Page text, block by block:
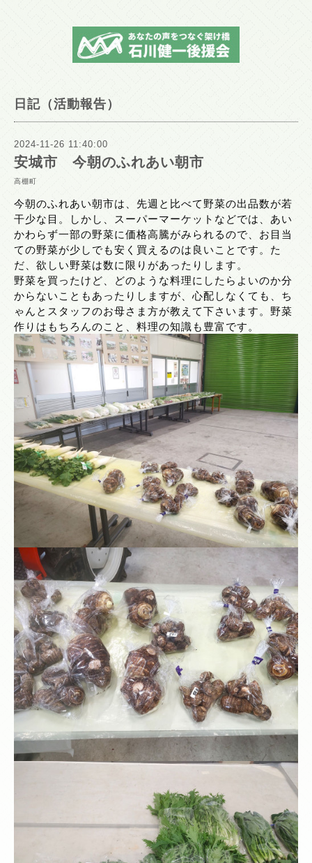
日記（活動報告）
2024-11-26 11:40:00
安城市 今朝のふれあい朝市
高棚町
今朝のふれあい朝市は、先週と比べて野菜の出品数が若
干少な目。しかし、スーパーマーケットなどでは、あい
かわらず一部の野菜に価格高騰がみられるので、お目当
ての野菜が少しでも安く買えるのは良いことです。た
だ、欲しい野菜は数に限りがあったりします。
野菜を買ったけど、どのような料理にしたらよいのか分
からないこともあったりしますが、心配しなくても、ち
ゃんとスタッフのお母さま方が教えて下さいます。野菜
作りはもちろんのこと、料理の知識も豊富です。